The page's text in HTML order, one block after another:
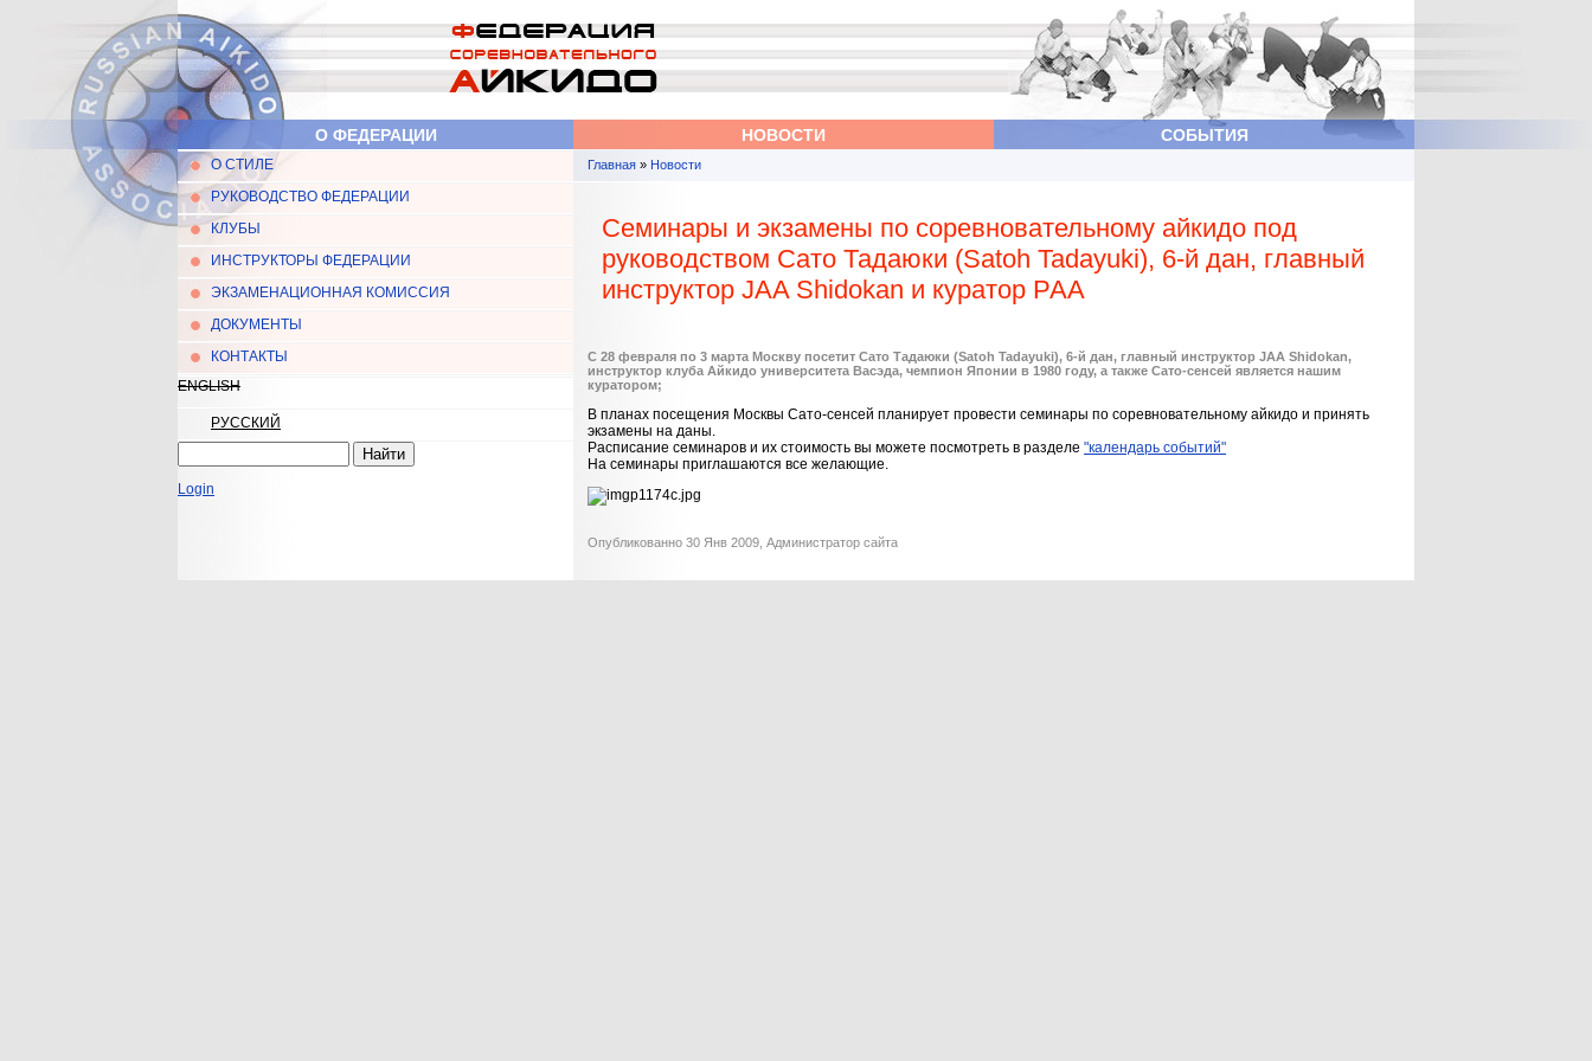
Главное меню
О ФЕДЕРАЦИИ НОВОСТИ СОБЫТИЯ
О СТИЛЕ
РУКОВОДСТВО ФЕДЕРАЦИИ
КЛУБЫ
ИНСТРУКТОРЫ ФЕДЕРАЦИИ
ЭКЗАМЕНАЦИОННАЯ КОМИССИЯ
ДОКУМЕНТЫ
КОНТАКТЫ
ENGLISH
РУССКИЙ
Форма поиска
Login
Вы здесь
Главная » Новости
Семинары и экзамены по соревновательному айкидо под
руководством Сато Тадаюки (Satoh Tadayuki), 6-й дан, главный
инструктор JAA Shidokan и куратор РАА
С 28 февраля по 3 марта Москву посетит Сато Тадаюки (Satoh Tadayuki), 6-й дан, главный инструктор JAA Shidokan,
инструктор клуба Айкидо университета Васэда, чемпион Японии в 1980 году, а также Сато-сенсей является нашим
куратором;
В планах посещения Москвы Сато-сенсей планирует провести семинары по соревновательному айкидо и принять
экзамены на даны.
Расписание семинаров и их стоимость вы можете посмотреть в разделе"календарь событий"
На семинары приглашаются все желающие.
Опубликованно 30 Янв 2009, Администратор сайта